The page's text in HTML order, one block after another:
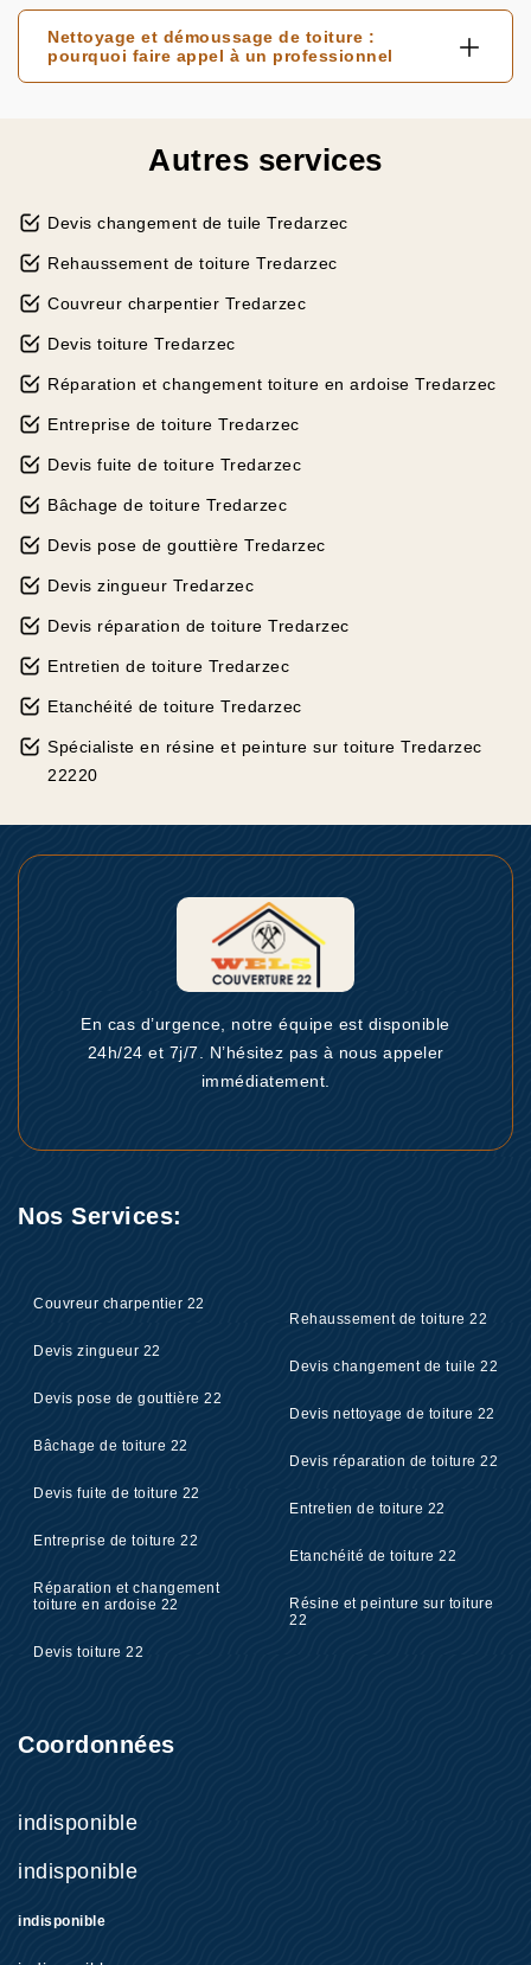
Nettoyage et démoussage de toiture :
pourquoi faire appel à un professionnel
Autres services
Devis changement de tuile Tredarzec
Rehaussement de toiture Tredarzec
Couvreur charpentier Tredarzec
Devis toiture Tredarzec
Réparation et changement toiture en ardoise Tredarzec
Entreprise de toiture Tredarzec
Devis fuite de toiture Tredarzec
Bâchage de toiture Tredarzec
Devis pose de gouttière Tredarzec
Devis zingueur Tredarzec
Devis réparation de toiture Tredarzec
Entretien de toiture Tredarzec
Etanchéité de toiture Tredarzec
Spécialiste en résine et peinture sur toiture Tredarzec
22220
En cas d’urgence, notre équipe est disponible
24h/24 et 7j/7. N’hésitez pas à nous appeler
immédiatement.
Nos Services:
Couvreur charpentier 22
Devis zingueur 22
Devis pose de gouttière 22
Bâchage de toiture 22
Devis fuite de toiture 22
Entreprise de toiture 22
Réparation et changement
toiture en ardoise 22
Devis toiture 22
Rehaussement de toiture 22
Devis changement de tuile 22
Devis nettoyage de toiture 22
Devis réparation de toiture 22
Entretien de toiture 22
Etanchéité de toiture 22
Résine et peinture sur toiture
22
Coordonnées
indisponible
indisponible
indisponible